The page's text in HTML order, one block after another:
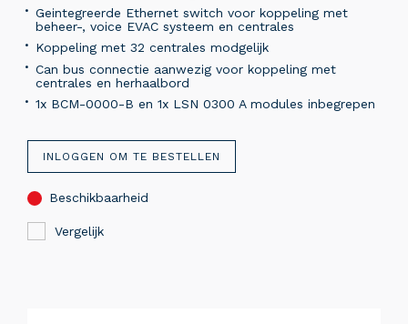
Geintegreerde Ethernet switch voor koppeling met
beheer-, voice EVAC systeem en centrales
Koppeling met 32 centrales modgelijk
Can bus connectie aanwezig voor koppeling met
centrales en herhaalbord
1x BCM-0000-B en 1x LSN 0300 A modules inbegrepen
INLOGGEN OM TE BESTELLEN
Beschikbaarheid
Vergelijk